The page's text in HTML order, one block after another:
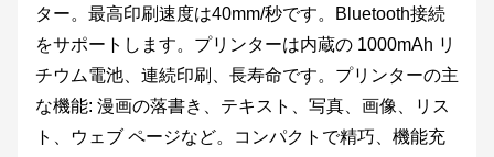
ター。最高印刷速度は40mm/秒です。Bluetooth接続
をサポートします。プリンターは内蔵の 1000mAh リ
チウム電池、連続印刷、長寿命です。プリンターの主
な機能: 漫画の落書き、テキスト、写真、画像、リス
ト、ウェブ ページなど。コンパクトで精巧、機能充